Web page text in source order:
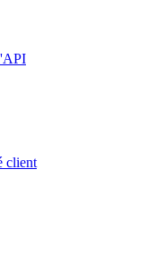
client